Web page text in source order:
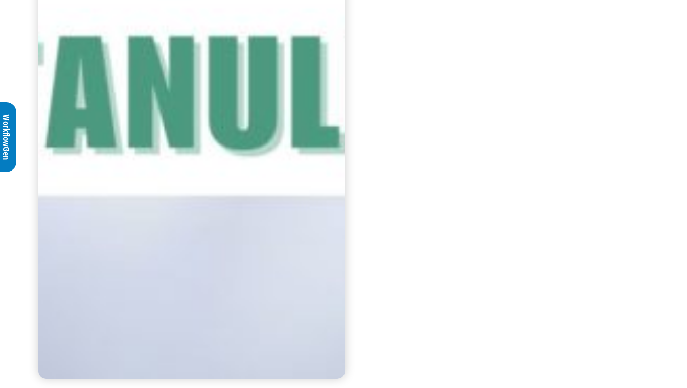
WorkflowGen